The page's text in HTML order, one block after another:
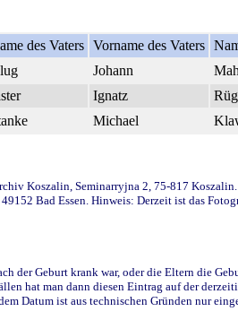
des Vaters Vorname des Vaters
Johann
Ignatz
Michael
Koszalin, Seminarryjna 2, 75-817
Bad Essen. Hinweis: Derzeit ist das
der Geburt krank war, oder die Eltern die
hat man dann diesen Eintrag auf der
Datum ist aus technischen Gründen nur